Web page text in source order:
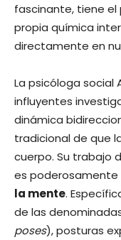
fascinante, tiene
propia química
directamente en
La psicóloga social
influyentes
dinámica
tradicional de que
cuerpo. Su trabajo
es poderosamente
la mente.
de las
poses), posturas